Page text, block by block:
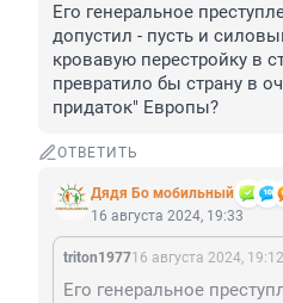
Его генеральное
допустил - пусть и
кровавую перестройку в
превратило бы страну в
придаток" Европы?
ОТВЕТИТЬ
Дядя Бо мобильный
16 августа 2024, 19:33
triton197716 августа 2024, 19:12